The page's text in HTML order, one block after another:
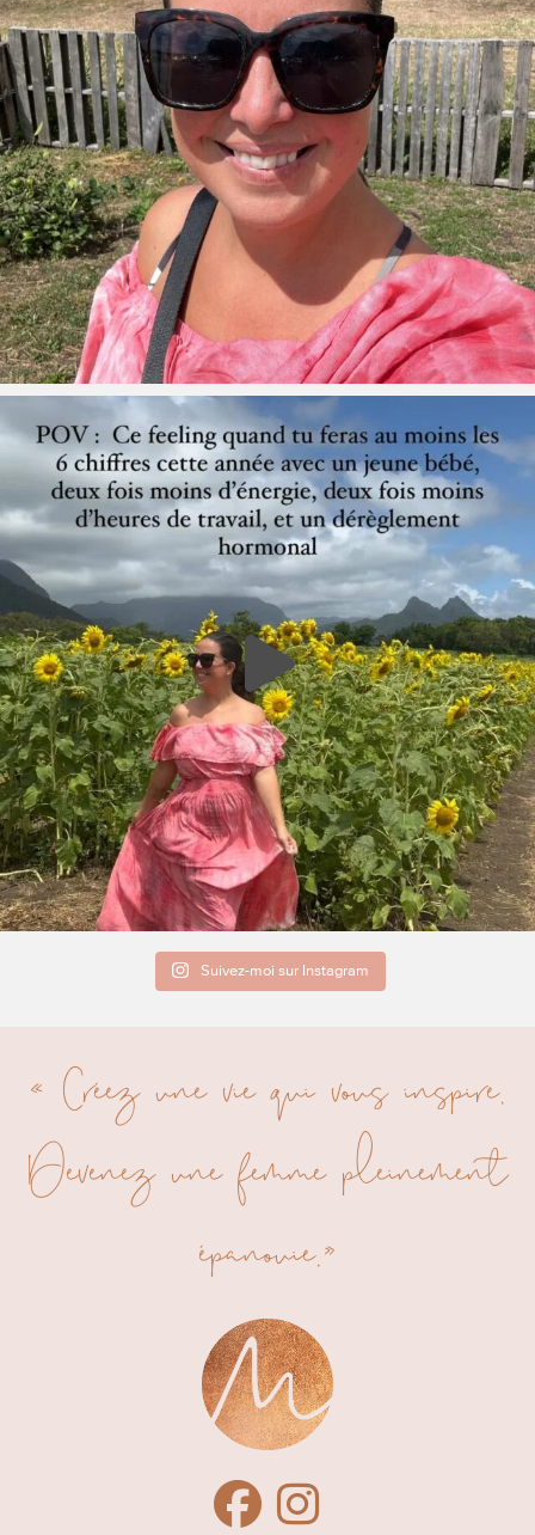
Suivez-moi sur Instagram
« Créez une vie qui vous inspire.
Devenez une femme pleinement
épanouie.»